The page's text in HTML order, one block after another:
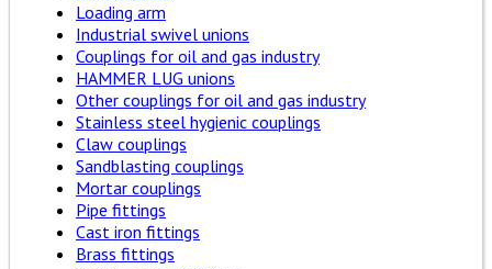
Loading arm
Industrial swivel unions
Couplings for oil and gas industry
HAMMER LUG unions
Other couplings for oil and gas industry
Stainless steel hygienic couplings
Claw couplings
Sandblasting couplings
Mortar couplings
Pipe fittings
Cast iron fittings
Brass fittings